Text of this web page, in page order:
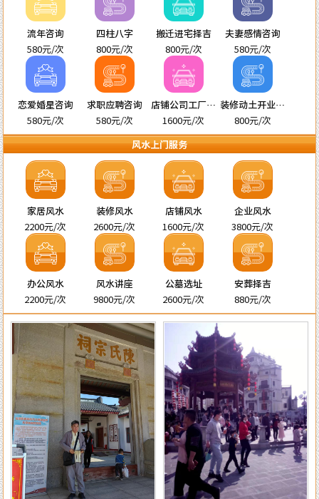
流年咨询
580元/次
四柱八字
800元/次
搬迁进宅择吉
800元/次
夫妻感情咨询
580元/次
恋爱婚星咨询
580元/次
求职应聘咨询
580元/次
店铺公司工厂起
名
1600元/次
装修动土开业进
宅择吉
800元/次
风水上门服务
家居风水
2200元/次
装修风水
2600元/次
店铺风水
1600元/次
企业风水
3800元/次
办公风水
2200元/次
风水讲座
9800元/次
公墓选址
2600元/次
安葬择吉
880元/次